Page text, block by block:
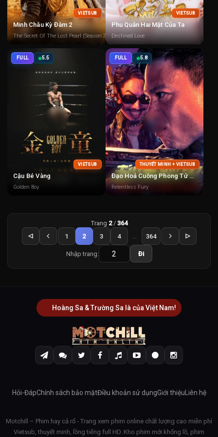
VIETSUB
Minh Châu Kỳ Đàm 2
The Secret Of The Lost Pearl (Season 2)
VIETSUB
Phu Quân Hai Mặt Của Ta
Destined Love
FULL 5.5
VIETSUB
Cậu Bé Vàng
Golden Boy
FULL 5.8
THUYẾT MINH + VIETSUB
Đạo Hoả Cuồng Phong Tử Địa
Relentless Fury
Trang 2/ 364
1
2 3 4 364
Nhập trang: Đi
Hoàng Sa & Trường Sa là của Việt Nam!
Hỏi-ĐápChính sách bảo mậtĐiều khoản sử dụngGiới thiệuLiên hệ
Motchill – Phim hay cả rổ - Trang xem phim online chất lượng cao miễn phí
Vietsub, thuyết minh, lồng tiếng full HD. Kho phim mới khổng lồ, phim